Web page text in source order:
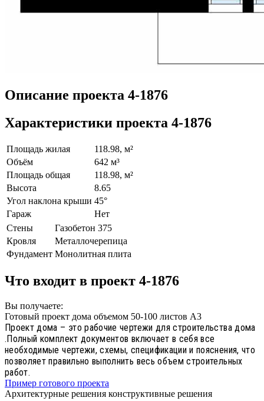
Описание проекта 4-1876
Характеристики проекта 4-1876
Площадь жилая
118.98, м²
Объём
642 м³
Площадь общая
118.98, м²
Высота
8.65
Угол наклона крыши 45°
Гараж
Нет
Стены
Газобетон 375
Кровля
Металлочерепица
Фундамент Монолитная плита
Что входит в проект 4-1876
Вы получаете:
Готовый проект дома объемом 50-100 листов А3
Проект дома – это рабочие чертежи для строительства дома
.Полный комплект документов включает в себя все
необходимые чертежи, схемы, спецификации и пояснения, что
позволяет правильно выполнить весь объем строительных
работ.
Пример готового проекта
Архитектурные решения конструктивные решения